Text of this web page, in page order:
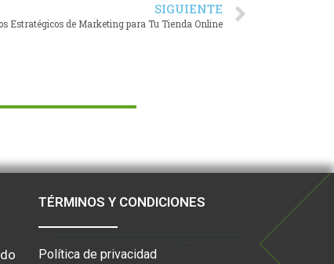
SIGUIENTE
Estratégicos de Marketing para Tu Tienda Online
TÉRMINOS Y CONDICIONES
Política de privacidad